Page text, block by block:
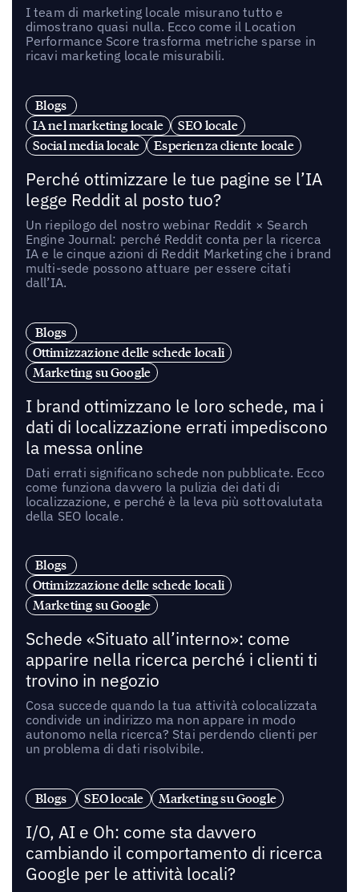
I team di marketing locale misurano tutto e
dimostrano quasi nulla. Ecco come il Location
Performance Score trasforma metriche sparse in
ricavi marketing locale misurabili.
Blogs
IA nel marketing locale
SEO locale
Social media locale
Esperienza cliente locale
Perché ottimizzare le tue pagine se l’IA
legge Reddit al posto tuo?
Un riepilogo del nostro webinar Reddit × Search
Engine Journal: perché Reddit conta per la ricerca
IA e le cinque azioni di Reddit Marketing che i brand
multi-sede possono attuare per essere citati
dall’IA.
Blogs
Ottimizzazione delle schede locali
Marketing su Google
I brand ottimizzano le loro schede, ma i
dati di localizzazione errati impediscono
la messa online
Dati errati significano schede non pubblicate. Ecco
come funziona davvero la pulizia dei dati di
localizzazione, e perché è la leva più sottovalutata
della SEO locale.
Blogs
Ottimizzazione delle schede locali
Marketing su Google
Schede «Situato all’interno»: come
apparire nella ricerca perché i clienti ti
trovino in negozio
Cosa succede quando la tua attività colocalizzata
condivide un indirizzo ma non appare in modo
autonomo nella ricerca? Stai perdendo clienti per
un problema di dati risolvibile.
Blogs SEO locale Marketing su Google
I/O, AI e Oh: come sta davvero
cambiando il comportamento di ricerca
Google per le attività locali?